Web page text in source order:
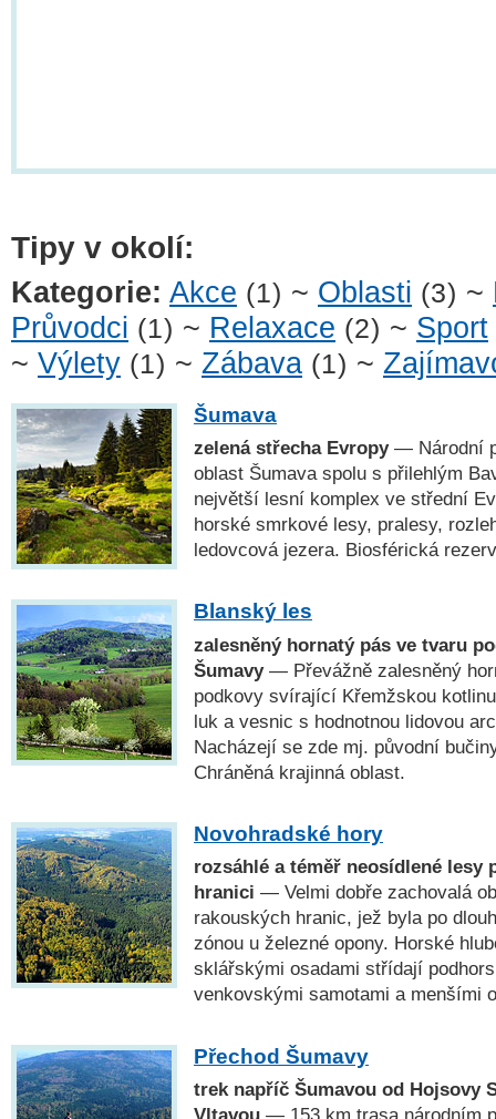
Tipy v okolí:
Kategorie: Akce (1) ~ Oblasti (3) ~
Průvodci (1) ~ Relaxace (2) ~ Sport
~ Výlety (1) ~ Zábava (1) ~
Šumava
zelená střecha Evropy— Národní
oblast Šumava spolu s přilehlým
největší lesní komplex ve střední
horské smrkové lesy, pralesy,
ledovcová jezera. Biosférická
Blanský les
zalesněný hornatý pás ve tvaru
Šumavy— Převážně zalesněný
podkovy svírající Křemžskou
luk a vesnic s hodnotnou lidovou
Nacházejí se zde mj. původní
Chráněná krajinná oblast.
Novohradské hory
rozsáhlé a téměř neosídlené lesy
hranici — Velmi dobře zachovalá
rakouských hranic, jež byla po
zónou u železné opony. Horské
sklářskými osadami střídají
venkovskými samotami a menšími
Přechod Šumavy
trek napříč Šumavou od Hojsovy
Vltavou — 153 km trasa národním